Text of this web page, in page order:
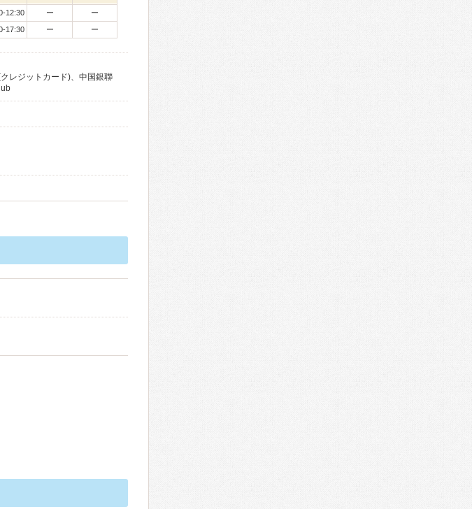
12:30 ー
ー
17:30 ー ー
レジットカード)、中国銀聯